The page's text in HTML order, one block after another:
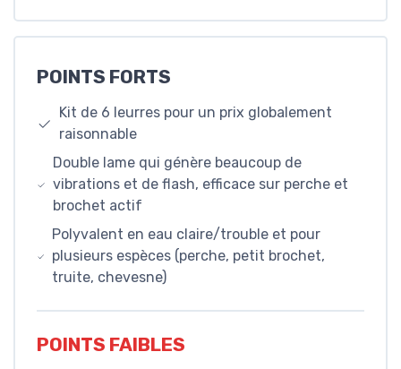
POINTS FORTS
Kit de 6 leurres pour un prix globalement
raisonnable
Double lame qui génère beaucoup de
vibrations et de flash, efficace sur perche et
brochet actif
Polyvalent en eau claire/trouble et pour
plusieurs espèces (perche, petit brochet,
truite, chevesne)
POINTS FAIBLES